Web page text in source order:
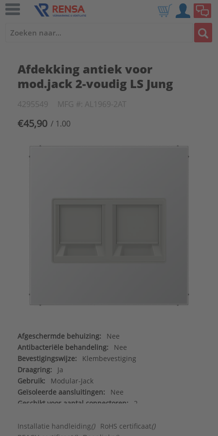
Afdekking antiek voor
mod.jack 2-voudig LS Jung
4295549 MFG #: AL1969-2AT
€45,90 / 1.00
Afgeschermde behuizing:
Nee
Antibacteriële behandeling:
Nee
Bevestigingswijze:
Klembevestiging
Draagring:
Ja
Gebruik:
Modular-Jack
Geïsoleerde aansluitingen:
Nee
Geschikt voor aantal connectoren:
2
Halogeenvrij:
Ja
Installatie handleiding() RoHS certificaat()